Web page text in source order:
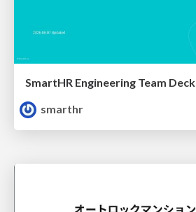
SmartHR Engineering Team Deck
smarthr